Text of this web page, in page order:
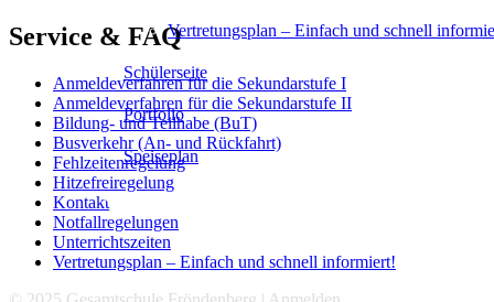
Vertretungsplan – Einfach und schnell
Schülerseite
Portfolio
Speiseplan
Service & FAQ
Anmeldeverfahren für die Sekundarstufe I
Anmeldeverfahren für die Sekundarstufe II
Bildung- und Teilhabe (BuT)
Busverkehr (An- und Rückfahrt)
Fehlzeitenregelung
Hitzefreiregelung
Kontakt
Notfallregelungen
Unterrichtszeiten
Vertretungsplan – Einfach und schnell informiert!